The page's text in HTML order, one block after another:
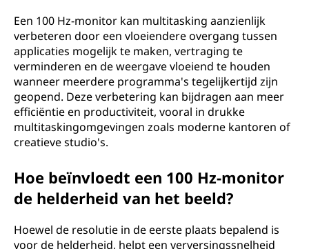
Een 100 Hz-monitor kan multitasking aanzienlijk
verbeteren door een vloeiendere overgang tussen
applicaties mogelijk te maken, vertraging te
verminderen en de weergave vloeiend te houden
wanneer meerdere programma's tegelijkertijd zijn
geopend. Deze verbetering kan bijdragen aan meer
efficiëntie en productiviteit, vooral in drukke
multitaskingomgevingen zoals moderne kantoren of
creatieve studio's.
Hoe beïnvloedt een 100 Hz-monitor
de helderheid van het beeld?
Hoewel de resolutie in de eerste plaats bepalend is
voor de helderheid, helpt een verversingssnelheid